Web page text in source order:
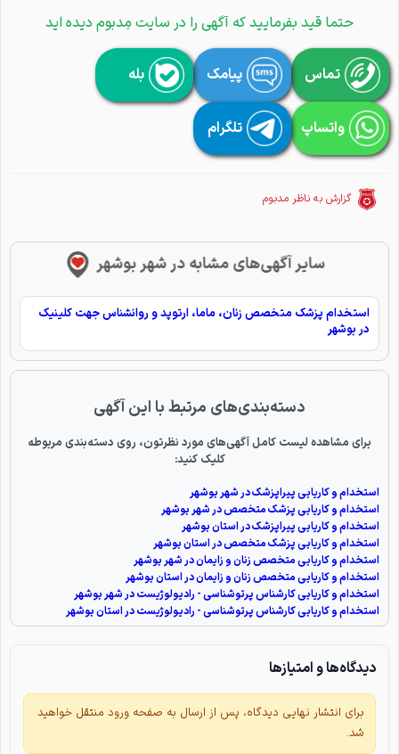
حتما قید بفرمایید که آگهی را در سایت مِدبوم دیده اید
تماس پیامک بله
واتساپ تلگرام
گزارش به ناظر مدبوم
سایر آگهی‌های مشابه در شهر بوشهر
استخدام پزشک متخصص زنان، ماما، ارتوپد و روانشناس جهت کلینیک
در بوشهر
دسته‌بندی‌های مرتبط با این آگهی
برای مشاهده لیست کامل آگهی‌های مورد نظرتون، روی دسته‌بندی مربوطه
کلیک کنید:
استخدام و کاریابی پیراپزشک در شهر بوشهر
استخدام و کاریابی پزشک متخصص در شهر بوشهر
استخدام و کاریابی پیراپزشک در استان بوشهر
استخدام و کاریابی پزشک متخصص در استان بوشهر
استخدام و کاریابی متخصص زنان و زایمان در شهر بوشهر
استخدام و کاریابی متخصص زنان و زایمان در استان بوشهر
استخدام و کاریابی کارشناس پرتوشناسی - رادیولوژیست در شهر بوشهر
استخدام و کاریابی کارشناس پرتوشناسی - رادیولوژیست در استان بوشهر
دیدگاه‌ها و امتیازها
برای انتشار نهایی دیدگاه، پس از ارسال به صفحه ورود منتقل خواهید
شد.